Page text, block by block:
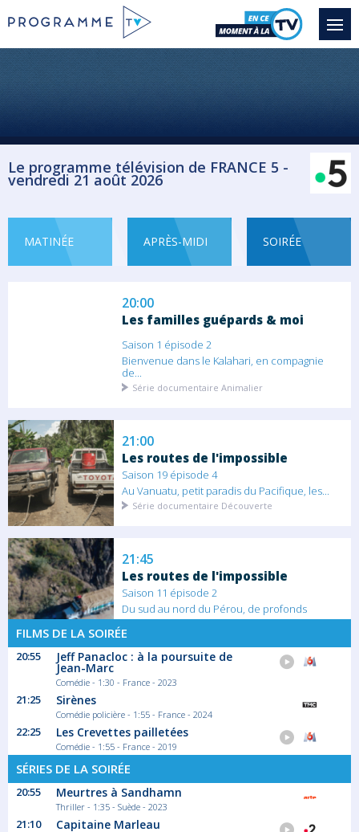
Le programme télévision de FRANCE 5 -
vendredi 21 août 2026
MATINÉE APRÈS-MIDI SOIRÉE
C dans l'air
19:00
Des esprits moqueurs disent : «Les jardiniers
Magazine Jardinage
20:00
Les familles guépards & moi
Saison 1 épisode 2
Bienvenue dans le Kalahari, en compagnie
de...
Série documentaire Animalier
21:00
Les routes de l'impossible
Saison 19 épisode 4
Au Vanuatu, petit paradis du Pacifique, les...
Série documentaire Découverte
21:45
Les routes de l'impossible
Saison 11 épisode 2
Du sud au nord du Pérou, de profonds
canyons...
22:40
Saison 18 épisode 3
Une voie ferrée perdue en pleine jungle,
des...
23:35
FILMS DE LA SOIRÉE
20:55 Jeff Panacloc : à la poursuite de
Jean-Marc
Comédie - 1:30 - France - 2023
21:25 Sirènes
Comédie policière - 1:55 - France - 2024
22:25 Les Crevettes pailletées
Comédie - 1:55 - France - 2019
SÉRIES DE LA SOIRÉE
20:55 Meurtres à Sandhamn
Thriller - 1:35 - Suède - 2023
21:10 Capitaine Marleau